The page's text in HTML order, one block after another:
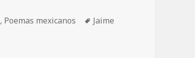
, Poemas mexicanos Etiquetas
Jaime